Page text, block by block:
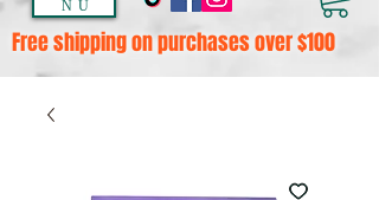
NU
Free shipping on purchases over $100